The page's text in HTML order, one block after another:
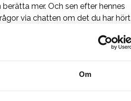
Om
mer. Och sen efter hennes
via chatten om det du har hört
utsatt för en traumatisk